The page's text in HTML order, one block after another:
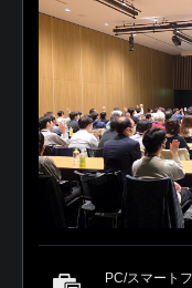
PC/スマート